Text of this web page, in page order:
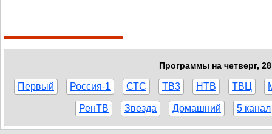
Программы на четверг,
Первый Россия-1 СТС ТВ3 НТВ ТВЦ
РенТВ Звезда Домашний 5 канал